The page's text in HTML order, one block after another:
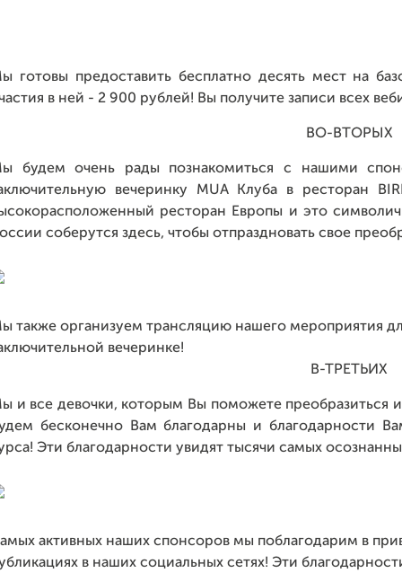
готовы предоставить бесплатно десять мест на
в ней - 2 900 рублей! Вы получите записи всех
ВО-ВТОРЫХ
будем очень рады познакомиться с нашими
вечеринку MUA Клуба в ресторан
ресторан Европы и это
соберутся здесь, чтобы отпраздновать свое
также организуем трансляцию нашего мероприятия
вечеринке!
В-ТРЕТЬИХ
и все девочки, которым Вы поможете преобразиться
бесконечно Вам благодарны и благодарности
Эти благодарности увидят тысячи самых
активных наших спонсоров мы поблагодарим в
в наших социальных сетях! Эти